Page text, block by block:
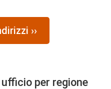
››
per regione